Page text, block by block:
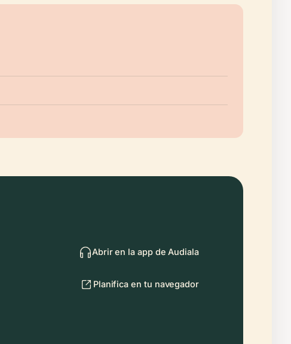
Abrir en la app de Audiala
Planifica en tu navegador